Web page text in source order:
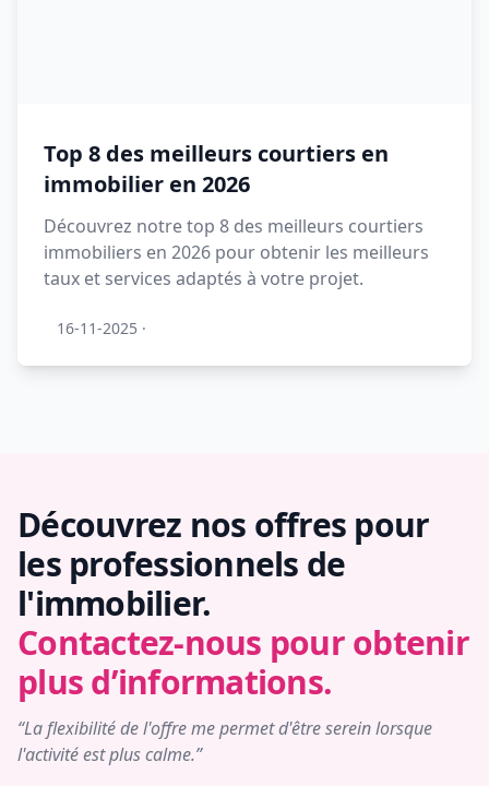
Top 8 des meilleurs courtiers en
immobilier en 2026
Découvrez notre top 8 des meilleurs courtiers
immobiliers en 2026 pour obtenir les meilleurs
taux et services adaptés à votre projet.
16-11-2025 ·
Découvrez nos offres pour
les professionnels de
l'immobilier.
Contactez-nous pour obtenir
plus d’informations.
“La flexibilité de l'offre me permet d'être serein lorsque
l'activité est plus calme.”